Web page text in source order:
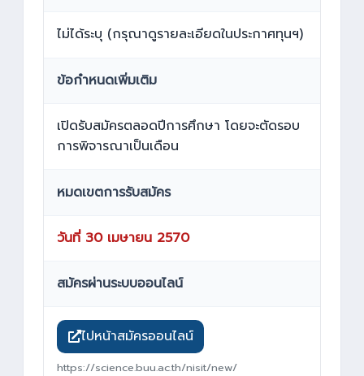
ไม่ได้ระบุ (กรุณาดูรายละเอียดในประกาศทุนฯ)
ข้อกำหนดเพิ่มเติม
เปิดรับสมัครตลอดปีการศึกษา โดยจะตัดรอบ
การพิจารณาเป็นเดือน
หมดเขตการรับสมัคร
วันที่ 30 เมษายน 2570
สมัครผ่านระบบออนไลน์
ไปหน้าสมัครออนไลน์
https://science.buu.ac.th/nisit/new/